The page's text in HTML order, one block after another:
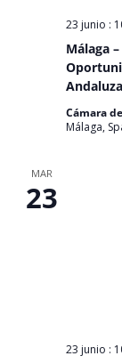
Málaga
Andaluza
23 junio :
Cámara
Málaga,
MAR
23
23 junio :